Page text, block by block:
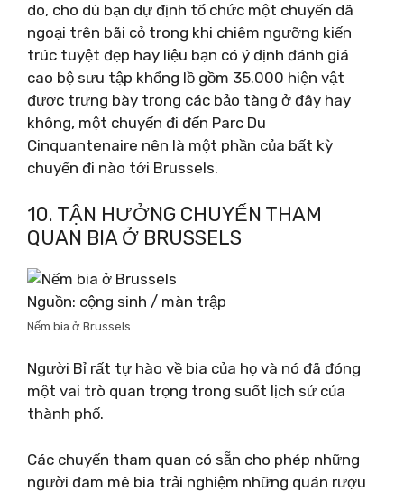
do, cho dù bạn dự định tổ chức một chuyến dã
ngoại trên bãi cỏ trong khi chiêm ngưỡng kiến ​​
trúc tuyệt đẹp hay liệu bạn có ý định đánh giá
cao bộ sưu tập khổng lồ gồm 35.000 hiện vật
được trưng bày trong các bảo tàng ở đây hay
không, một chuyến đi đến Parc Du
Cinquantenaire nên là một phần của bất kỳ
chuyến đi nào tới Brussels.
10. TẬN HƯỞNG CHUYẾN THAM
QUAN BIA Ở BRUSSELS
Nguồn: cộng sinh / màn trập
Nếm bia ở Brussels
Người Bỉ rất tự hào về bia của họ và nó đã đóng
một vai trò quan trọng trong suốt lịch sử của
thành phố.
Các chuyến tham quan có sẵn cho phép những
người đam mê bia trải nghiệm những quán rượu